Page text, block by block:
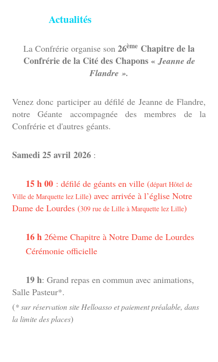
Actualités
La Confrérie organise son 26ème Chapitre de la
Confrérie de la Cité des Chapons «Jeanne de
Flandre ».
Venez donc participer au défilé de Jeanne de Flandre,
notre Géante accompagnée des membres de la
Confrérie et d'autres géants.
Samedi 25 avril 2026 :
15 h 00 : défilé de géants en ville (départ Hôtel de
Ville de Marquette lez Lille) avec arrivée à l’église Notre
Dame de Lourdes (309 rue de Lille à Marquette lez Lille)
16 h 26ème Chapitre à Notre Dame de Lourdes
Cérémonie officielle
19 h: Grand repas en commun avec animations,
Salle Pasteur*.
(* sur réservation site Helloasso et paiement préalable, dans
la limite des places)